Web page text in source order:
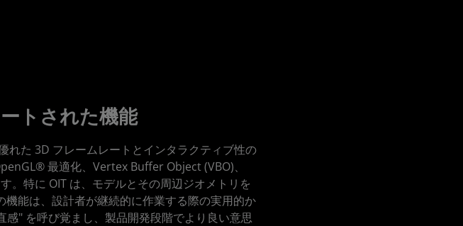
トされた機能
れた 3D フレームレートとインタラクティブ性の
最適化、Vertex Buffer Object (VBO)、
特に OIT は、モデルとその周辺ジオメトリを
能は、設計者が継続的に作業する際の実用的か
" を呼び覚まし、製品開発段階でより良い意思